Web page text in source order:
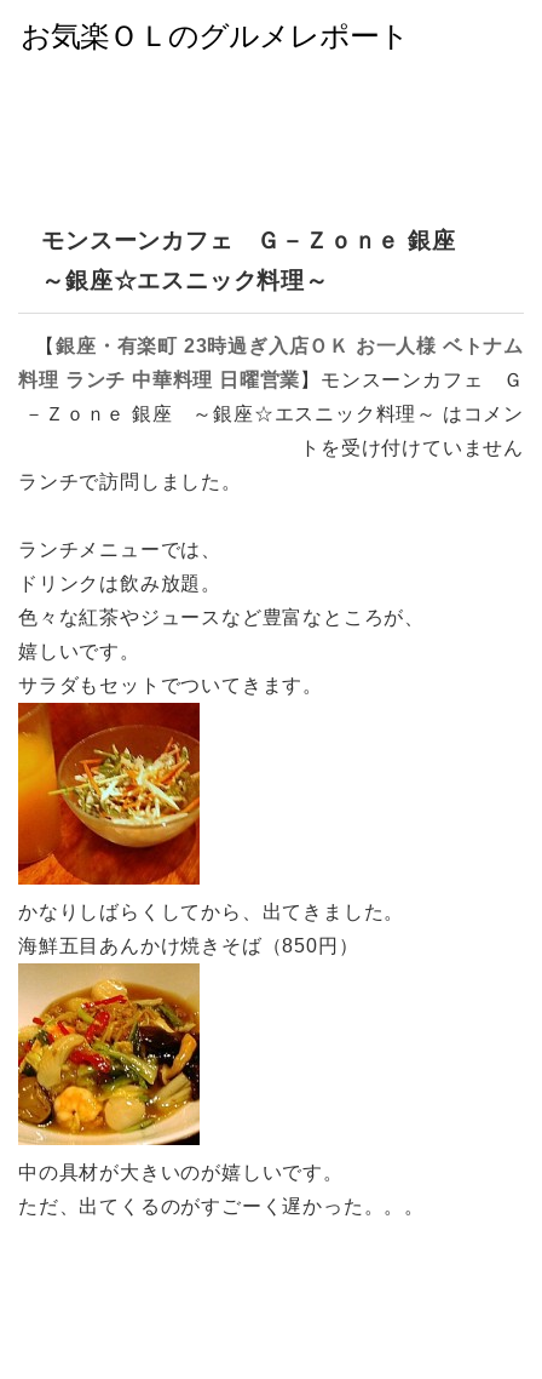
モンスーンカフェ Ｇ－Ｚｏｎｅ 銀座
～銀座☆エスニック料理～
【銀座・有楽町 23時過ぎ入店ＯＫ お一人様 ベトナム
料理 ランチ 中華料理 日曜営業 】 モンスーンカフェ Ｇ
－Ｚｏｎｅ 銀座 ～銀座☆エスニック料理～ は コメン
トを受け付けていません
ランチで訪問しました。
ランチメニューでは、
ドリンクは飲み放題。
色々な紅茶やジュースなど豊富なところが、
嬉しいです。
サラダもセットでついてきます。
かなりしばらくしてから、出てきました。
海鮮五目あんかけ焼きそば（850円）
中の具材が大きいのが嬉しいです。
ただ、出てくるのがすごーく遅かった。。。